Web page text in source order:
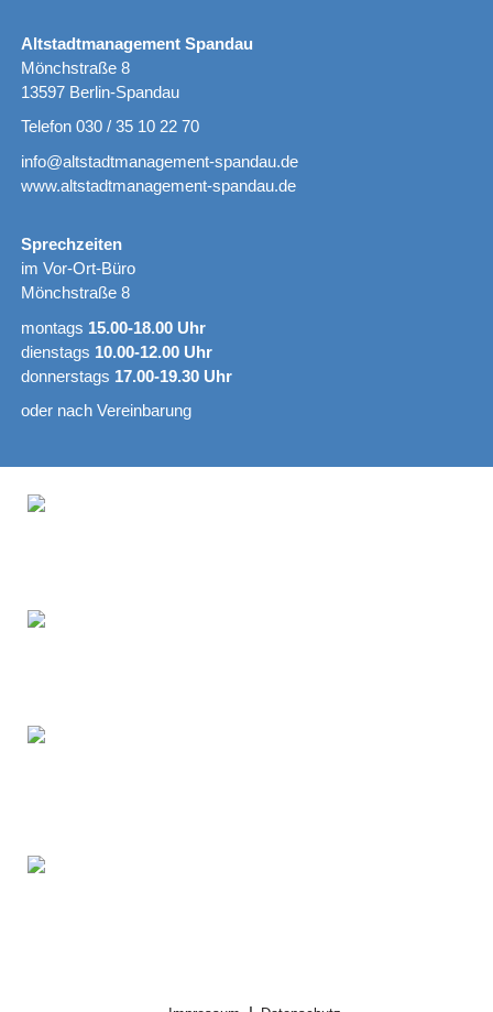
Altstadtmanagement Spandau
Mönchstraße 8
13597 Berlin-Spandau
Telefon 030 / 35 10 22 70
info@altstadtmanagement-spandau.de
www.altstadtmanagement-spandau.de
Sprechzeiten
im Vor-Ort-Büro
Mönchstraße 8
montags 15.00-18.00 Uhr
dienstags 10.00-12.00 Uhr
donnerstags 17.00-19.30 Uhr
oder nach Vereinbarung